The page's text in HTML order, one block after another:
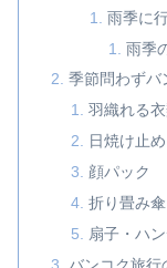
雨季に
雨季
季節問わずバ
羽織れる
日焼け止め
顔パック
折り畳み傘
扇子・ハ
バンコク旅行